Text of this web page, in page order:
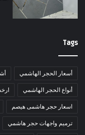
Tags
أسعار الحجر الهاشمي
أنواع الحجر الهاشمي
اسعار حجر هاشمى هيصم
ترميم واجهات حجر هاشمي